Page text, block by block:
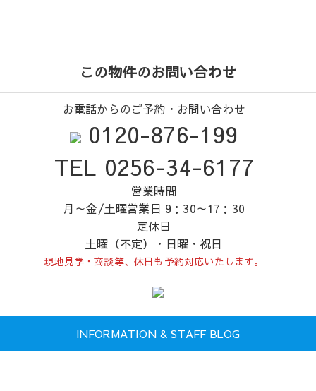
この物件のお問い合わせ
お電話からのご予約・お問い合わせ
0120-876-199
TEL 0256-34-6177
営業時間
月～金/土曜営業日 9：30～17：30
定休日
土曜（不定）・日曜・祝日
現地見学・商談等、休日も予約対応いたします。
INFORMATION & STAFF BLOG